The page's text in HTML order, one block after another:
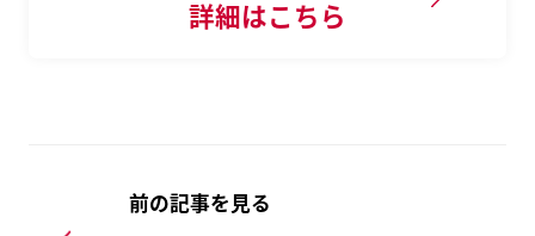
詳細はこちら
前の記事を見る